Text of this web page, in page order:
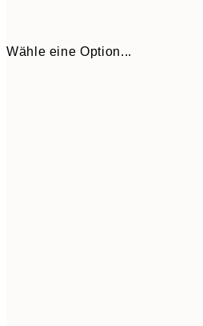
Wähle eine Option...